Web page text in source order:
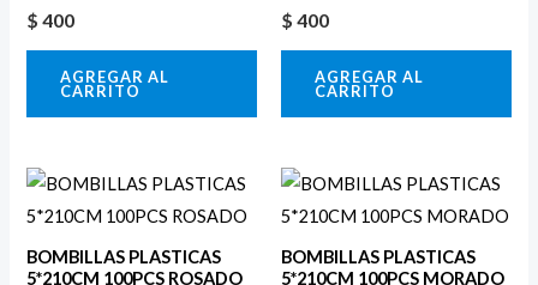
$ 400
AGREGAR AL
CARRITO
$ 400
AGREGAR AL
CARRITO
BOMBILLAS PLASTICAS
5*210CM 100PCS ROSADO
BOMBILLAS PLASTICAS
5*210CM 100PCS MORADO